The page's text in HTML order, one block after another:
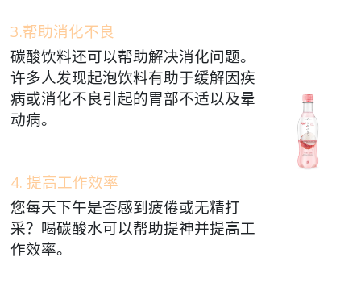
3.帮助消化不良
碳酸饮料还可以帮助解决消化问题。
许多人发现起泡饮料有助于缓解因疾
病或消化不良引起的胃部不适以及晕
动病。
4. 提高工作效率
您每天下午是否感到疲倦或无精打
采？喝碳酸水可以帮助提神并提高工
作效率。